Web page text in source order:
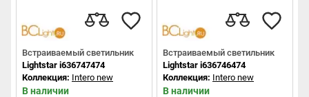
Встраиваемый светильник
Lightstar i636747474
Коллекция: Intero new
В наличии
Встраиваемый светильник
Lightstar i636746474
Коллекция: Intero new
В наличии